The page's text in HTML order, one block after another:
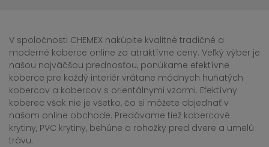
V spoločnosti CHEMEX nakúpite kvalitné tradičné a
moderné koberce online za atraktívne ceny. Veľký výber je
našou najväčšou prednosťou, ponúkame efektívne
koberce pre každý interiér vrátane módnych huňatých
kobercov a kobercov s orientálnymi vzormi. Efektívny
koberec však nie je všetko, čo si môžete objednať v
našom online obchode. Predávame tiež kobercové
krytiny, PVC krytiny, behúne a rohožky pred dvere a umelú
trávu.